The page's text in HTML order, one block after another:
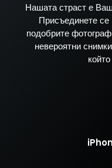
Нашата страст е
Присъединете
подобрите
невероятни